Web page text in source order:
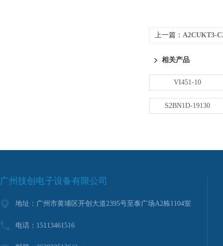
上一篇： A2CUKT3-
相关产品
VI451-10
S2BN1D-19130
广州技创电子设备有限公司
地址：广州市黄埔区开创大道2395号至泰广场A2栋1104室
电话：15113461516